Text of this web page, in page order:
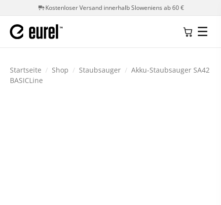
Kostenloser Versand innerhalb Sloweniens ab 60 €
☰
Startseite / Shop / Staubsauger / Akku-Staubsauger SA42
BASICLine